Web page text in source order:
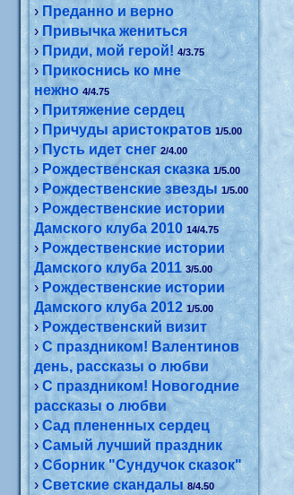
›Преданно и верно
›Привычка жениться
› Приди, мой герой! 4/3.75
›Прикоснись ко мне
нежно 4/4.75
›Притяжение сердец
›Причуды аристократов 1/5.00
› Пусть идет снег 2/4.00
›Рождественская сказка 1/5.00
› Рождественские звезды 1/5.00
›Рождественские истории
Дамского клуба 2010 14/4.75
› Рождественские истории
Дамского клуба 2011 3/5.00
›Рождественские истории
Дамского клуба 2012 1/5.00
›Рождественский визит
›С праздником! Валентинов
день, рассказы о любви
›С праздником! Новогодние
рассказы о любви
›Сад плененных сердец
›Самый лучший праздник
›Сборник "Сундучок сказок"
›Светские скандалы 8/4.50